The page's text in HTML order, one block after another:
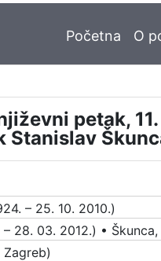
Početna O
petak, 11.
Stanislav
– 25. 10. 2010.)
– 28. 03. 2012.) •